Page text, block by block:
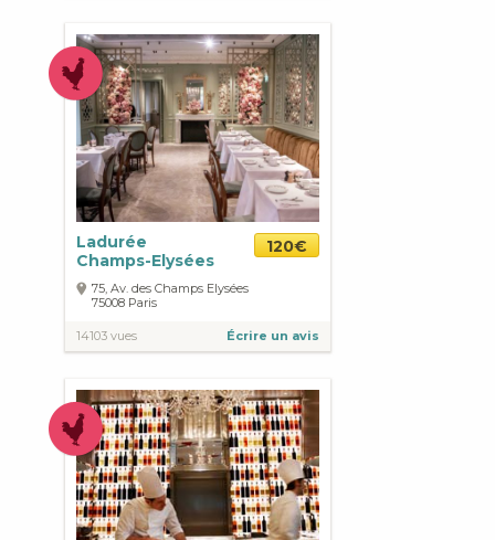
Ladurée
Champs-Elysées
120€
75, Av. des Champs Elysées
75008 Paris
14103 vues Écrire un avis